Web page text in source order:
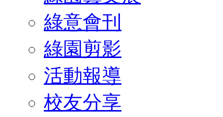
綠意會刊
綠園剪影
活動報導
校友分享